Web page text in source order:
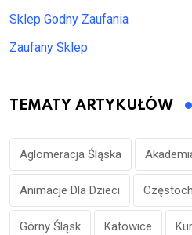
Sklep Godny Zaufania
Zaufany Sklep
TEMATY ARTYKUŁÓW
Aglomeracja Śląska
Animacje Dla Dzieci
Górny Śląsk Katowice